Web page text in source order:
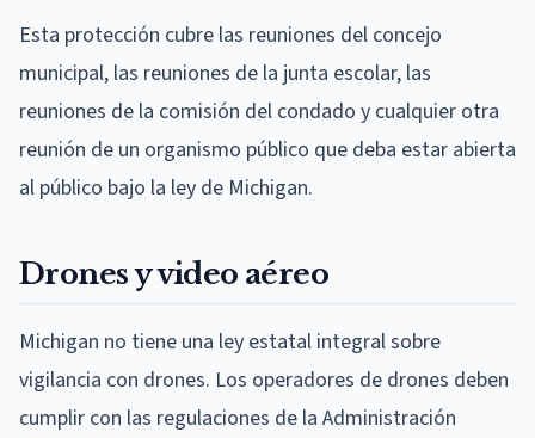
Esta protección cubre las reuniones del concejo
municipal, las reuniones de la junta escolar, las
reuniones de la comisión del condado y cualquier otra
reunión de un organismo público que deba estar abierta
al público bajo la ley de Michigan.
Drones y video aéreo
Michigan no tiene una ley estatal integral sobre
vigilancia con drones. Los operadores de drones deben
cumplir con las regulaciones de la Administración